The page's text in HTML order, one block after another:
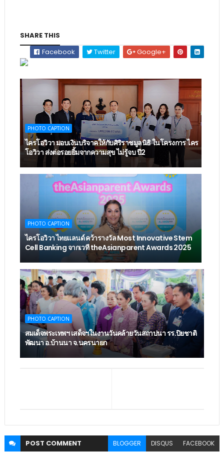
SHARE THIS
Facebook
Twitter Google+
PHOTO CAPTION
ไครโอวิวา มอบเงินบริจาคให้กับศิริราชมูลนิธิ ในโครงการ ไคร
โอวิวา ส่งต่อรอยยิ้มจากความสุข ไม่รู้จบ ปี2
PHOTO CAPTION
ไครโอวิวา ไทยแลนด์ คว้ารางวัล Most Innovative Stem
Cell Banking จากเวที theAsianparent Awards 2025
PHOTO CAPTION
สมเด็จพระเทพฯ เสด็จฯในงานวันคล้ายวันสถาปนา รร.ปิยชาติ
พัฒนา อ.บ้านนา จ.นครนายก
POST COMMENT BLOGGER DISQUS FACEBOOK